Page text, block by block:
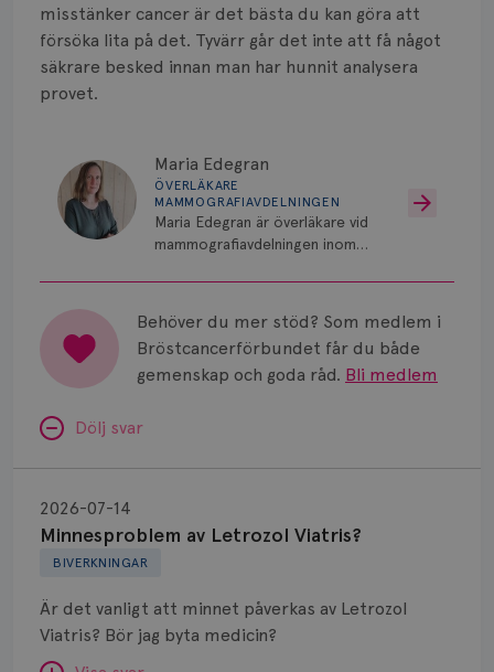
misstänker cancer är det bästa du kan göra att
försöka lita på det. Tyvärr går det inte att få något
säkrare besked innan man har hunnit analysera
provet.
Maria Edegran
ÖVERLÄKARE
MAMMOGRAFIAVDELNINGEN
Maria Edegran är överläkare vid
mammografiavdelningen inom
Behöver du mer stöd? Som medlem i
Bröstcancerförbundet får du både
gemenskap och goda råd. Bli medlem
Dölj svar
BIVERKNINGAR
Minnesproblem av Letrozol Viatris?
2026-07-14
Är det vanligt att minnet påverkas av Letrozol
Viatris? Bör jag byta medicin?
Letrozol
Viatris?